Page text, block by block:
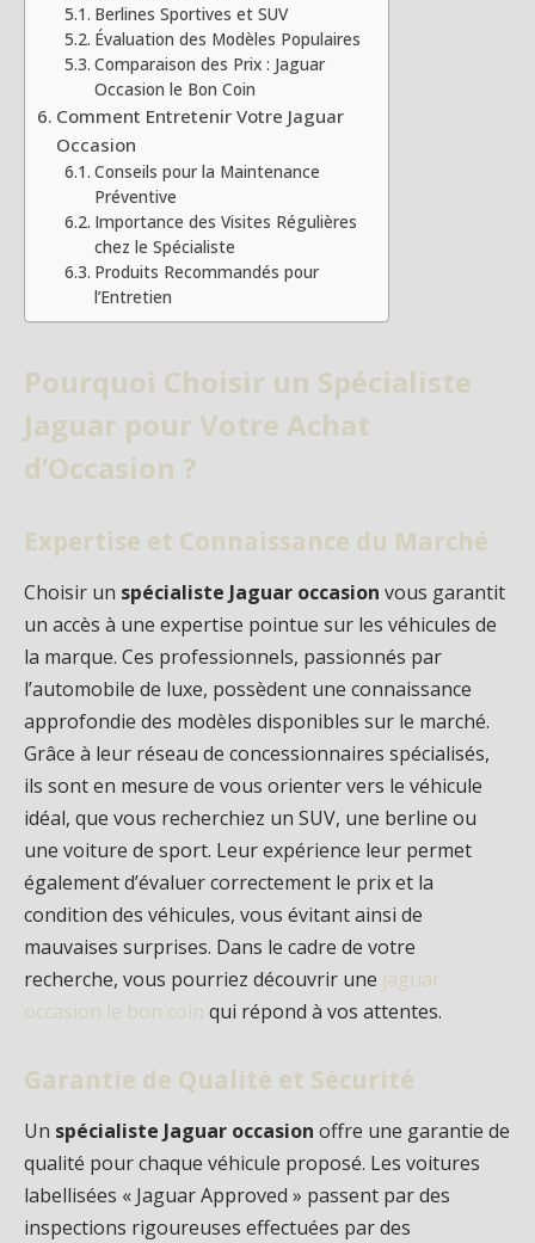
Berlines Sportives et SUV
Évaluation des Modèles Populaires
Comparaison des Prix : Jaguar
Occasion le Bon Coin
Comment Entretenir Votre Jaguar
Occasion
Conseils pour la Maintenance
Préventive
Importance des Visites Régulières
chez le Spécialiste
Produits Recommandés pour
l’Entretien
Pourquoi Choisir un Spécialiste
Jaguar pour Votre Achat
d’Occasion ?
Expertise et Connaissance du Marché
Choisir un spécialiste Jaguar occasion vous garantit
un accès à une expertise pointue sur les véhicules de
la marque. Ces professionnels, passionnés par
l’automobile de luxe, possèdent une connaissance
approfondie des modèles disponibles sur le marché.
Grâce à leur réseau de concessionnaires spécialisés,
ils sont en mesure de vous orienter vers le véhicule
idéal, que vous recherchiez un SUV, une berline ou
une voiture de sport. Leur expérience leur permet
également d’évaluer correctement le prix et la
condition des véhicules, vous évitant ainsi de
mauvaises surprises. Dans le cadre de votre
recherche, vous pourriez découvrir une jaguar
occasion le bon coin qui répond à vos attentes.
Garantie de Qualité et Sécurité
Un spécialiste Jaguar occasion offre une garantie de
qualité pour chaque véhicule proposé. Les voitures
labellisées « Jaguar Approved » passent par des
inspections rigoureuses effectuées par des